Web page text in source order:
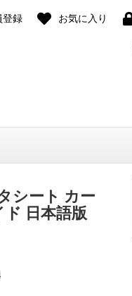
登録 お気に入り
シート カー
日本語版